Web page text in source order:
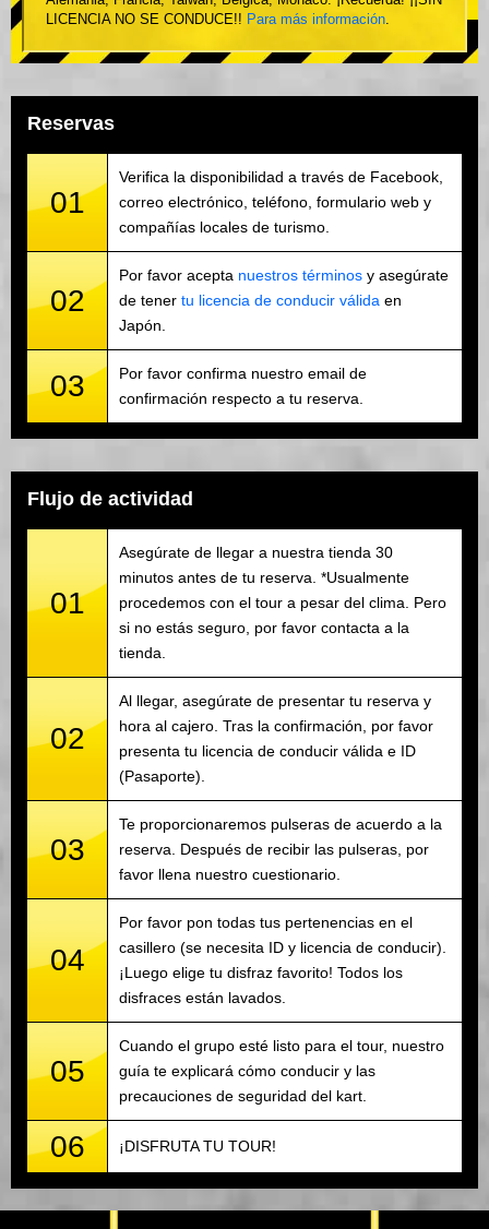
LICENCIA NO SE CONDUCE!! Para más información.
Reservas
01
Verifica la disponibilidad a través de Facebook,
correo electrónico, teléfono, formulario web y
compañías locales de turismo.
02
Por favor acepta nuestros términos y asegúrate
de tener tu licencia de conducir válida en
Japón.
03
Por favor confirma nuestro email de
confirmación respecto a tu reserva.
Flujo de actividad
01
Asegúrate de llegar a nuestra tienda 30
minutos antes de tu reserva. *Usualmente
procedemos con el tour a pesar del clima. Pero
si no estás seguro, por favor contacta a la
tienda.
02
Al llegar, asegúrate de presentar tu reserva y
hora al cajero. Tras la confirmación, por favor
presenta tu licencia de conducir válida e ID
(Pasaporte).
03
Te proporcionaremos pulseras de acuerdo a la
reserva. Después de recibir las pulseras, por
favor llena nuestro cuestionario.
04
Por favor pon todas tus pertenencias en el
casillero (se necesita ID y licencia de conducir).
¡Luego elige tu disfraz favorito! Todos los
disfraces están lavados.
05
Cuando el grupo esté listo para el tour, nuestro
guía te explicará cómo conducir y las
precauciones de seguridad del kart.
06 ¡DISFRUTA TU TOUR!